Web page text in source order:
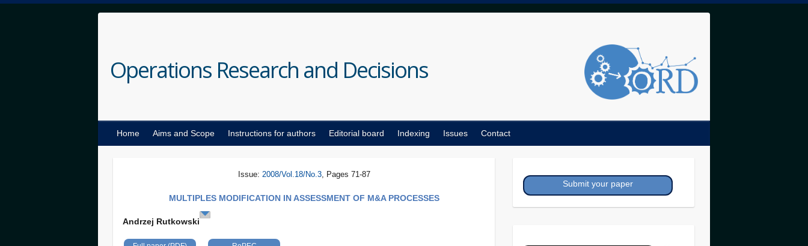
Operations Research and Decisions
Home Aims and Scope Instructions for authors Editorial board Indexing Issues Contact
Issue: 2008/Vol.18/No.3, Pages 71-87
MULTIPLES MODIFICATION IN ASSESSMENT OF M&A PROCESSES
Andrzej Rutkowski
Submit your paper